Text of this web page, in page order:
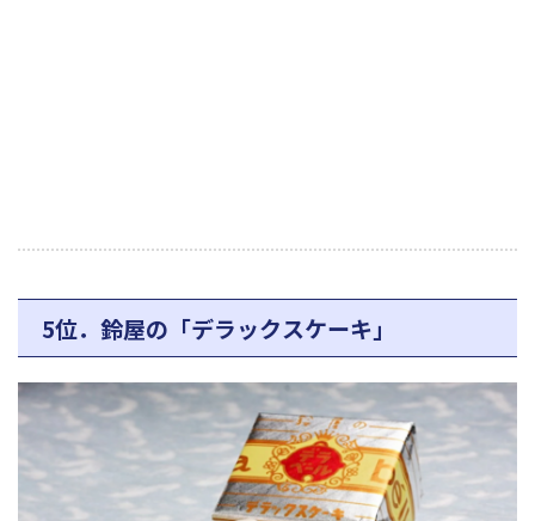
5位．鈴屋の「デラックスケーキ」